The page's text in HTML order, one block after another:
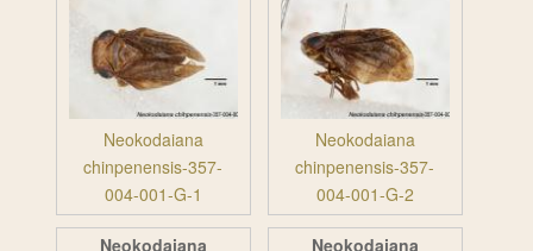
Neokodaiana
chinpenensis-357-
004-001-G-1
Neokodaiana
chinpenensis-357-
004-001-G-2
Neokodaiana
Neokodaiana